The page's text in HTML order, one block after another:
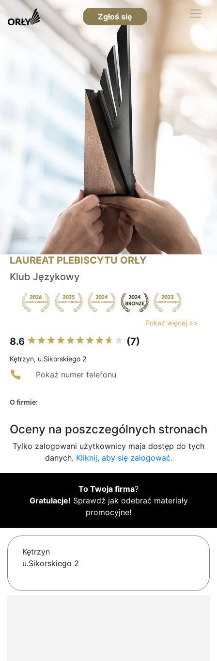
Zgłoś się
LAUREAT PLEBISCYTU ORŁY
Klub Językowy
Pokaż więcej >>
8.6 (7)
Kętrzyn, u.Sikorskiego 2
Pokaż numer telefonu
O firmie:
Oceny na poszczególnych stronach
Tylko zalogowani użytkownicy maja dostęp do tych
danych. Kliknij, aby się zalogować.
To Twoja firma?
Gratulacje! Sprawdź jak odebrać materiały
promocyjne!
Kętrzyn
u.Sikorskiego 2